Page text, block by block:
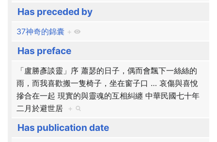
Has preceded by
37神奇的錦囊 +
Has preface
「盧勝彥談靈」序 蕭瑟的日子，偶而會飄下一絲絲的
雨，而我喜歡搬一隻椅子，坐在窗子口 … 哀傷與喜悅
摻合在一起 現實的與靈魂的互相糾纏 中華民國七十年
二月於避世居 +
Has publication date